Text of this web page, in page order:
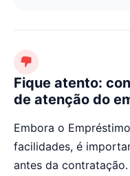
Fique atento:
de atenção do
Embora o
facilidades, é
antes da